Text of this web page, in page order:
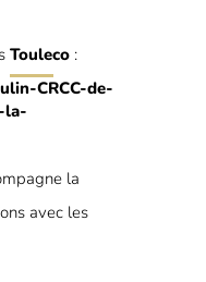
Touleco :
CRCC-de-
la-
la
avec les